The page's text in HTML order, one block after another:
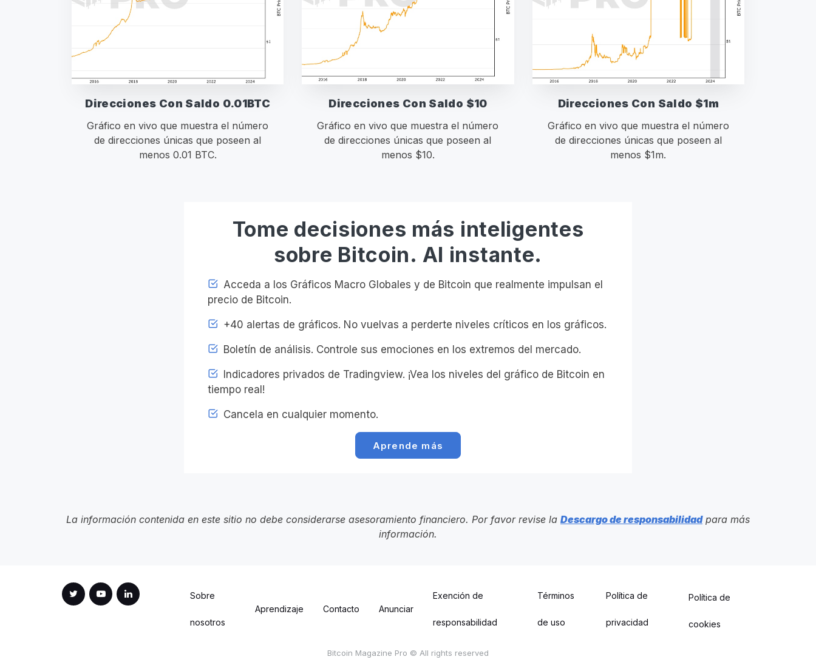
Direcciones Con Saldo 0.01BTC
Gráfico en vivo que muestra el número
de direcciones únicas que poseen al
menos 0.01 BTC.
Direcciones Con Saldo $10
Gráfico en vivo que muestra el número
de direcciones únicas que poseen al
menos $10.
Direcciones Con Saldo $1m
Gráfico en vivo que muestra el número
de direcciones únicas que poseen al
menos $1m.
Tome decisiones más inteligentes
sobre Bitcoin. Al instante.
Acceda a los Gráficos Macro Globales y de Bitcoin que realmente impulsan el
precio de Bitcoin.
+40 alertas de gráficos. No vuelvas a perderte niveles críticos en los gráficos.
Boletín de análisis. Controle sus emociones en los extremos del mercado.
Indicadores privados de Tradingview. ¡Vea los niveles del gráfico de Bitcoin en
tiempo real!
Cancela en cualquier momento.
Aprende más
La información contenida en este sitio no debe considerarse asesoramiento financiero. Por favor revise la Descargo de responsabilidadpara más
información.
Sobre
nosotros
Aprendizaje Contacto Anunciar
Exención de
responsabilidad
Términos
de uso
Política de
privacidad
Política de
cookies
Bitcoin Magazine Pro © All rights reserved